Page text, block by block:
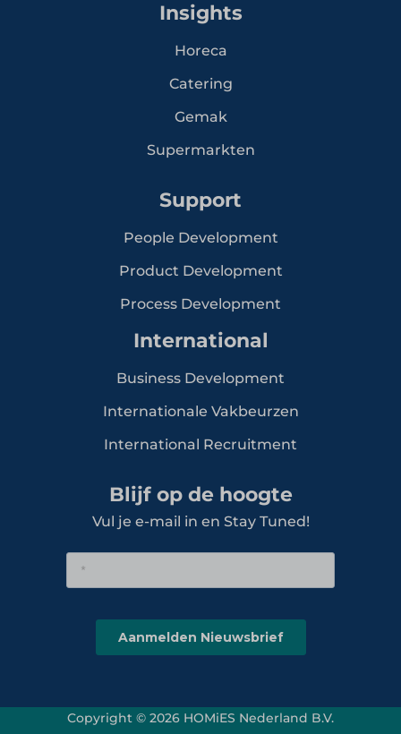
Insights
Horeca
Catering
Gemak
Supermarkten
Support
People Development
Product Development
Process Development
International
Business Development
Internationale Vakbeurzen
International Recruitment
Blijf op de hoogte
Vul je e-mail in en Stay Tuned!
Copyright © 2026 HOMiES Nederland B.V.